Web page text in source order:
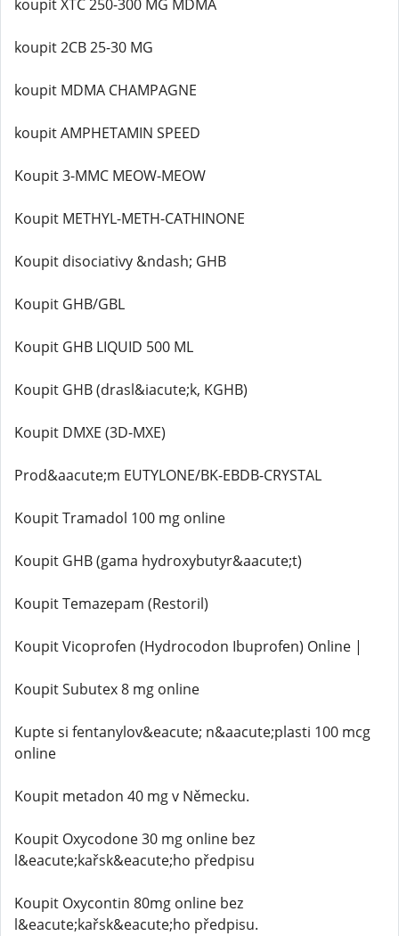
koupit XTC 250-300 MG MDMA
koupit 2CB 25-30 MG
koupit MDMA CHAMPAGNE
koupit AMPHETAMIN SPEED
Koupit 3-MMC MEOW-MEOW
Koupit METHYL-METH-CATHINONE
Koupit disociativy &ndash; GHB
Koupit GHB/GBL
Koupit GHB LIQUID 500 ML
Koupit GHB (drasl&iacute;k, KGHB)
Koupit DMXE (3D-MXE)
Prod&aacute;m EUTYLONE/BK-EBDB-CRYSTAL
Koupit Tramadol 100 mg online
Koupit GHB (gama hydroxybutyr&aacute;t)
Koupit Temazepam (Restoril)
Koupit Vicoprofen (Hydrocodon Ibuprofen) Online |
Koupit Subutex 8 mg online
Kupte si fentanylov&eacute; n&aacute;plasti 100 mcg
online
Koupit metadon 40 mg v Německu.
Koupit Oxycodone 30 mg online bez
l&eacute;kařsk&eacute;ho předpisu
Koupit Oxycontin 80mg online bez
l&eacute;kařsk&eacute;ho předpisu.